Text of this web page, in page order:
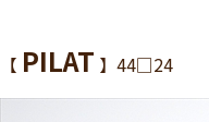
【 PILAT 】44□24